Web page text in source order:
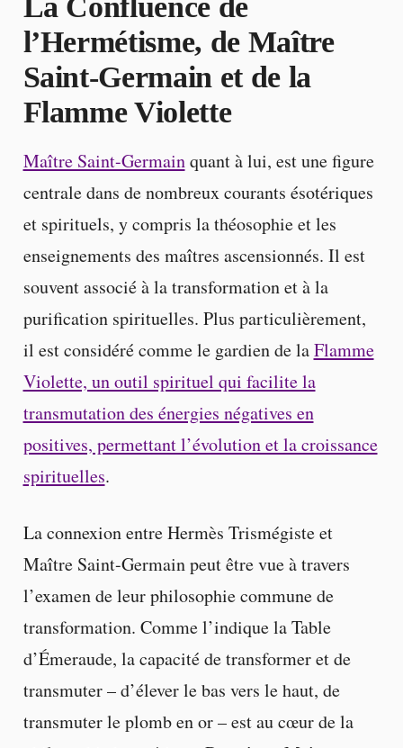
l’Hermétisme, de Maître
Saint-Germain et de la
Flamme Violette
Maître Saint-Germainquant à lui, est une figure
centrale dans de nombreux courants ésotériques
et spirituels, y compris la théosophie et les
enseignements des maîtres ascensionnés. Il est
souvent associé à la transformation et à la
purification spirituelles. Plus particulièrement,
il est considéré comme le gardien de laFlamme
Violette, un outil spirituel qui facilite la
transmutation des énergies négatives en
positives, permettant l’évolution et la croissance
spirituelles.
La connexion entre Hermès Trismégiste et
Maître Saint-Germain peut être vue à travers
l’examen de leur philosophie commune de
transformation. Comme l’indique la Table
d’Émeraude, la capacité de transformer et de
transmuter – d’élever le bas vers le haut, de
transmuter le plomb en or – est au cœur de la